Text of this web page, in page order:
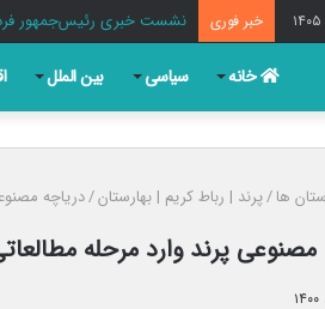
خبر فوری نشست خبری رئیس‌جمهور فردا
خانه سیاسی بین الملل
ها/پرند | رباط کریم | بهارستان/دریاچه
مصنوعی پرند وارد مرحله